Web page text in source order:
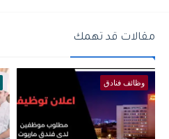
مقالات قد تهمك
وظائف فنادق